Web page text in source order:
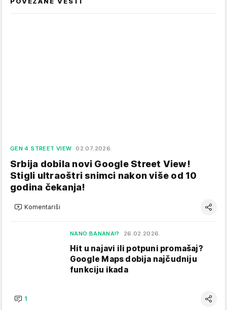
GEN 4 STREET VIEW 02.07.2026.
Srbija dobila novi Google Street View!
Stigli ultraoštri snimci nakon više od 10
godina čekanja!
Komentariši
NANO BANANA!? 26.02.2026.
Hit u najavi ili potpuni promašaj?
Google Maps dobija najčudniju
funkciju ikada
1